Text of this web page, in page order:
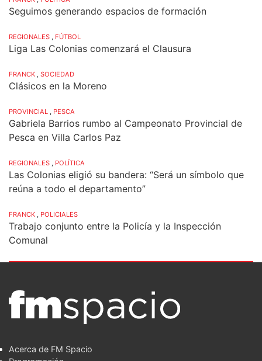
Seguimos generando espacios de formación
REGIONALES , FÚTBOL
Liga Las Colonias comenzará el Clausura
FRANCK , SOCIEDAD
Clásicos en la Moreno
PROVINCIAL , PESCA
Gabriela Barrios rumbo al Campeonato Provincial de
Pesca en Villa Carlos Paz
REGIONALES , POLÍTICA
Las Colonias eligió su bandera: “Será un símbolo que
reúna a todo el departamento”
FRANCK , POLICIALES
Trabajo conjunto entre la Policía y la Inspección
Comunal
Acerca de FM Spacio